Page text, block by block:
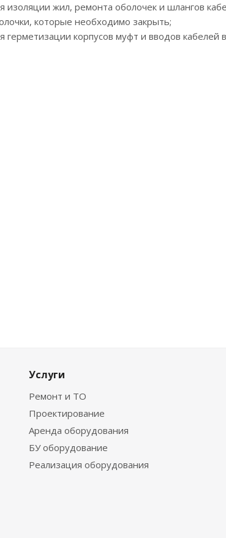
изоляции жил, ремонта оболочек и шлангов
которые необходимо закрыть;
герметизации корпусов муфт и вводов
Услуги
Ремонт и ТО
Проектирование
Аренда оборудования
БУ оборудование
Реализация оборудования